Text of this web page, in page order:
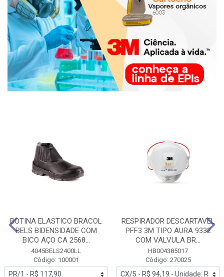
BOTINA ELASTICO BRACOL
BELS BIDENSIDADE COM
BICO AÇO CA 2568...
4045BELS2400LL
Código: 100001
RESPIRADOR DESCARTAVEL
PFF3 3M TIPO AURA 9332
COM VALVULA BR...
HB004385017
Código: 270025